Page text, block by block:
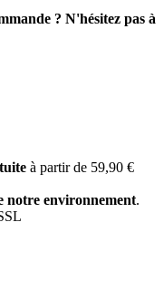
? N'hésitez pas à
à partir de 59,90 €
notre environnement.